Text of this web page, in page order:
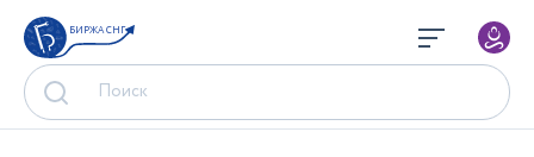
БИРЖА СНГ